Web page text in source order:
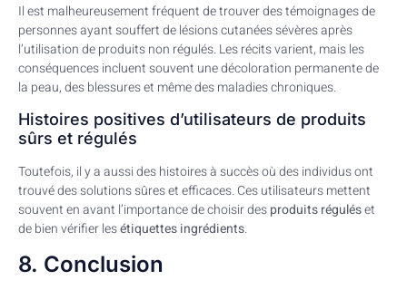
Il est malheureusement fréquent de trouver des témoignages de
personnes ayant souffert de lésions cutanées sévères après
l’utilisation de produits non régulés. Les récits varient, mais les
conséquences incluent souvent une décoloration permanente de
la peau, des blessures et même des maladies chroniques.
Histoires positives d’utilisateurs de produits
sûrs et régulés
Toutefois, il y a aussi des histoires à succès où des individus ont
trouvé des solutions sûres et efficaces. Ces utilisateurs mettent
souvent en avant l’importance de choisir desproduits réguléset
de bien vérifier lesétiquettes ingrédients.
8. Conclusion